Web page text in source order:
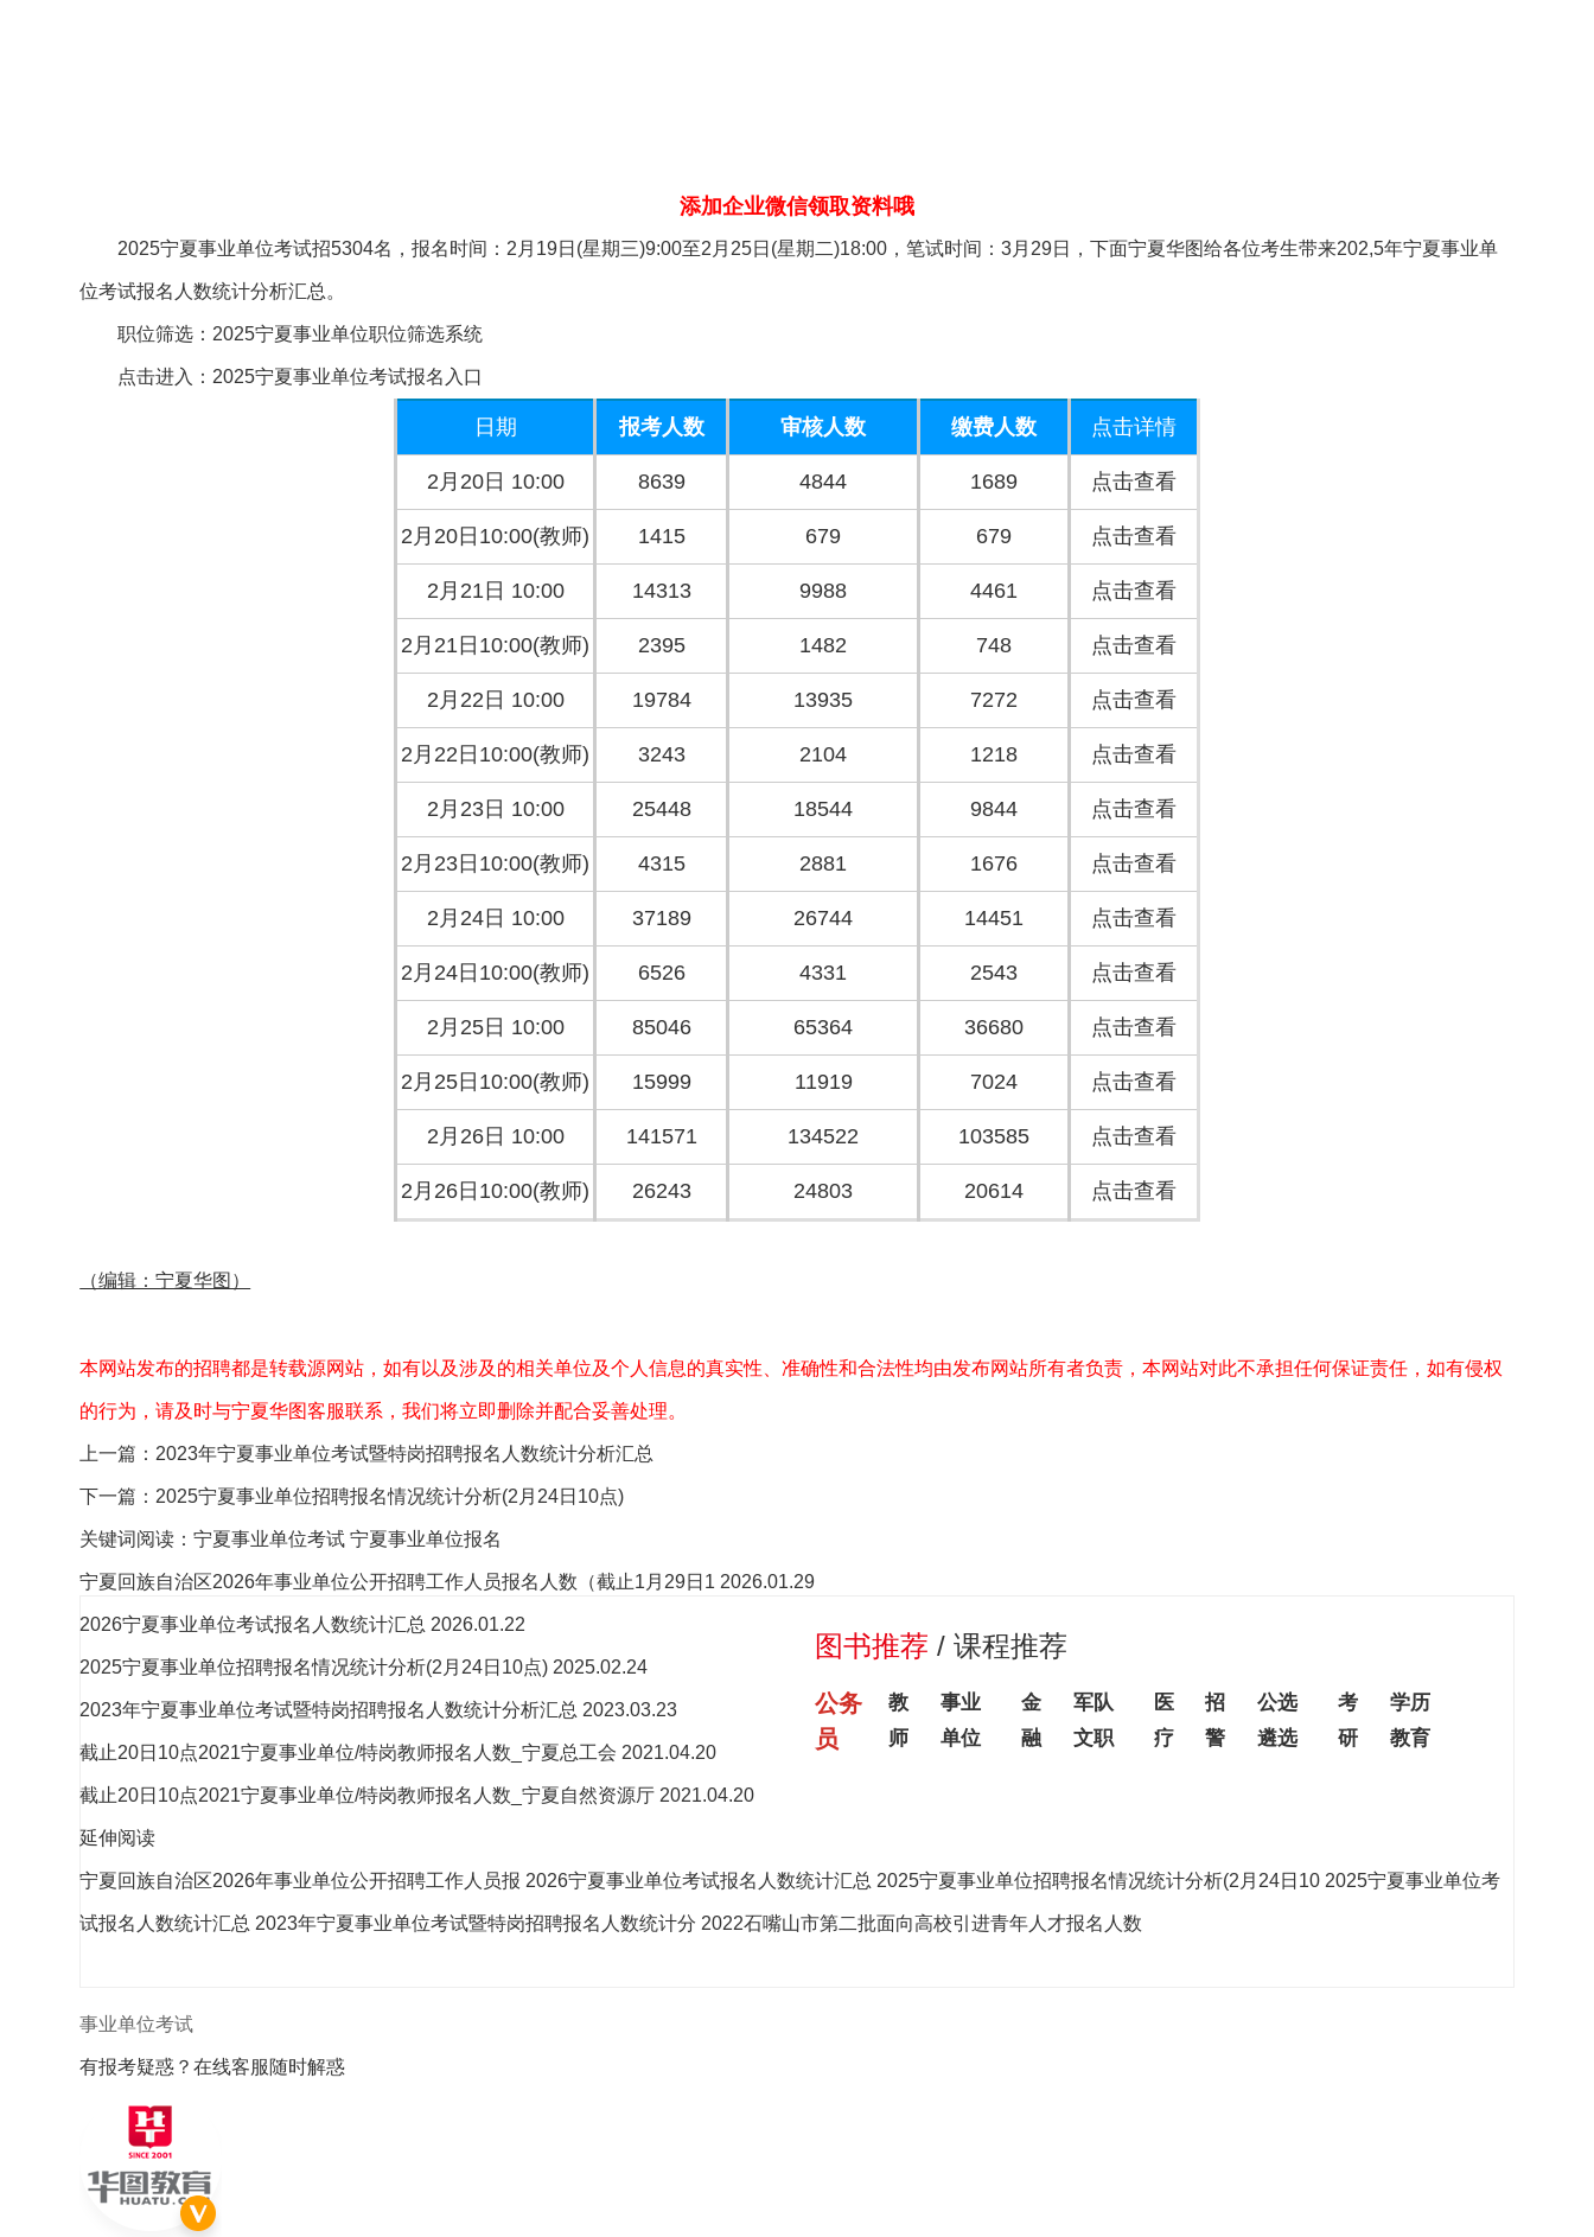
添加企业微信领取资料哦
2025宁夏事业单位考试招5304名，报名时间：2月19日(星期三)9:00至2月25日(星期二)18:00，笔试时间：3月29日，下面宁夏华图给各位考生带来202,5年宁夏事业单
位考试报名人数统计分析汇总。
职位筛选： 2025宁夏事业单位职位筛选系统
点击进入： 2025宁夏事业单位考试报名入口
日期 报考人数 审核人数 缴费人数 点击详情
2月20日 10:00 8639 4844 1689 点击查看
2月20日10:00(教师) 1415 679 679 点击查看
2月21日 10:00 14313 9988 4461 点击查看
2月21日10:00(教师) 2395 1482 748 点击查看
2月22日 10:00 19784 13935 7272 点击查看
2月22日10:00(教师) 3243 2104 1218 点击查看
2月23日 10:00 25448 18544 9844 点击查看
2月23日10:00(教师) 4315 2881 1676 点击查看
2月24日 10:00 37189 26744 14451 点击查看
2月24日10:00(教师) 6526 4331 2543 点击查看
2月25日 10:00 85046 65364 36680 点击查看
2月25日10:00(教师) 15999 11919 7024 点击查看
2月26日 10:00 141571 134522 103585 点击查看
2月26日10:00(教师) 26243 24803 20614 点击查看
（编辑：宁夏华图）
本网站发布的招聘都是转载源网站，如有以及涉及的相关单位及个人信息的真实性、准确性和合法性均由发布网站所有者负责，本网站对此不承担任何保证责任，如有侵权
的行为，请及时与宁夏华图客服联系，我们将立即删除并配合妥善处理。
上一篇： 2023年宁夏事业单位考试暨特岗招聘报名人数统计分析汇总
下一篇： 2025宁夏事业单位招聘报名情况统计分析(2月24日10点)
关键词阅读：宁夏事业单位考试 宁夏事业单位报名
宁夏回族自治区2026年事业单位公开招聘工作人员报名人数（截止1月29日1 2026.01.29
2026宁夏事业单位考试报名人数统计汇总 2026.01.22
2025宁夏事业单位招聘报名情况统计分析(2月24日10点) 2025.02.24
2023年宁夏事业单位考试暨特岗招聘报名人数统计分析汇总 2023.03.23
截止20日10点2021宁夏事业单位/特岗教师报名人数_宁夏总工会 2021.04.20
截止20日10点2021宁夏事业单位/特岗教师报名人数_宁夏自然资源厅 2021.04.20
延伸阅读
宁夏回族自治区2026年事业单位公开招聘工作人员报 2026宁夏事业单位考试报名人数统计汇总 2025宁夏事业单位招聘报名情况统计分析(2月24日10 2025宁夏事业单位考
试报名人数统计汇总 2023年宁夏事业单位考试暨特岗招聘报名人数统计分 2022石嘴山市第二批面向高校引进青年人才报名人数
图书推荐 /课程推荐
公务
员
教
师
事业
单位
金
融
军队
文职
医
疗
招
警
公选
遴选
考
研
学历
教育
有报考疑惑？在线客服随时解惑